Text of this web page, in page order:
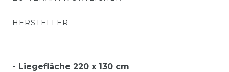
HERSTELLER
- Liegefläche 220 x 130 cm